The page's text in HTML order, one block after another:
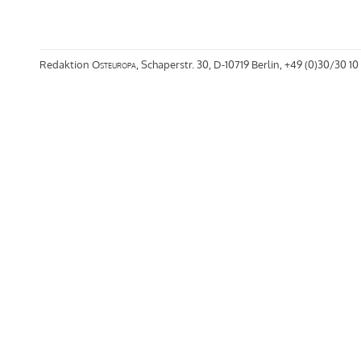
Redaktion Osteuropa, Schaperstr. 30, D-10719 Berlin, +49 (0)30/30